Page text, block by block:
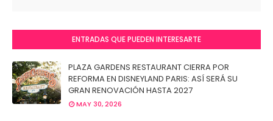
ENTRADAS QUE PUEDEN INTERESARTE
PLAZA GARDENS RESTAURANT CIERRA POR
REFORMA EN DISNEYLAND PARIS: ASÍ SERÁ SU
GRAN RENOVACIÓN HASTA 2027
MAY 30, 2026